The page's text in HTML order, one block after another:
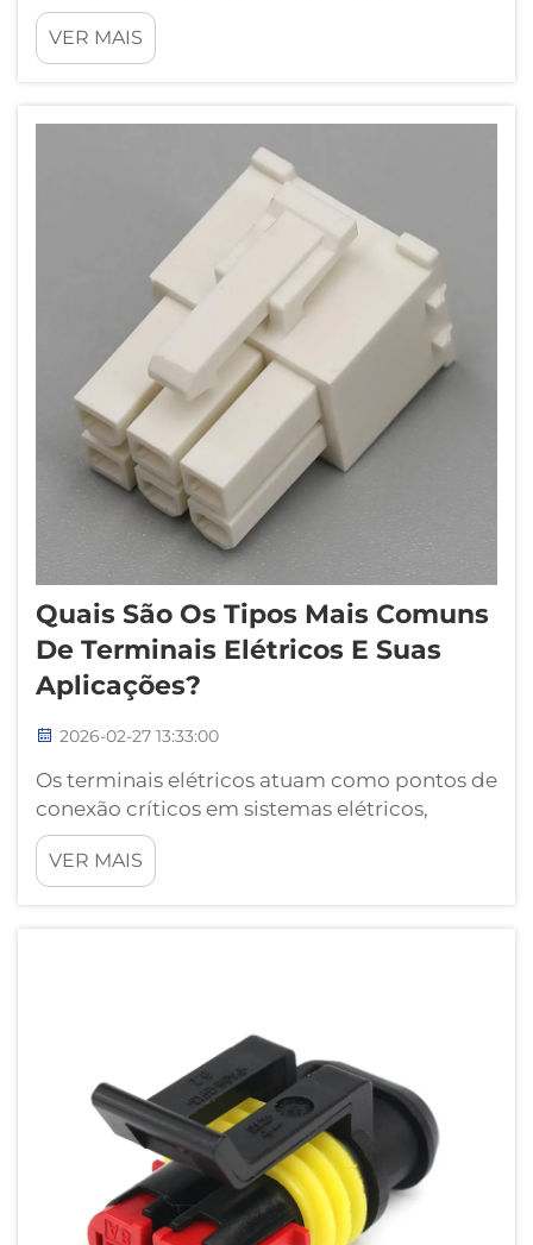
análise cuidadosa de diversos fatores que
podem impactar significativamente a
eficiência operacional, a segurança e a
atuando na indústria de manufatura, no setor
VER MAIS
Quais São Os Tipos Mais Comuns
De Terminais Elétricos E Suas
Aplicações?
2026-02-27 13:33:00
Os terminais elétricos atuam como pontos de
conexão críticos em sistemas elétricos,
permitindo a transferência segura e confiável
de corrente elétrica entre diferentes
componentes. Esses componentes essenciais
VER MAIS